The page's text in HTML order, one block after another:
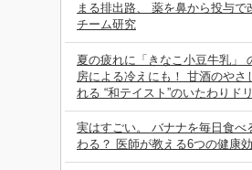
まる排出路、 薬を鼻から投与
チーム研究
夏の疲れに「きなこ小豆牛乳」
房による冷えにも！ 甘酒のやさ
れる “和テイスト”のいたわりド
実はすごい。 バナナを毎日食べ
わる？ 医師が教える6つの健康